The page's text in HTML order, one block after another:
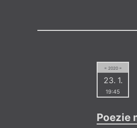
= 2020 =
23. 1.
19:45
Poezie